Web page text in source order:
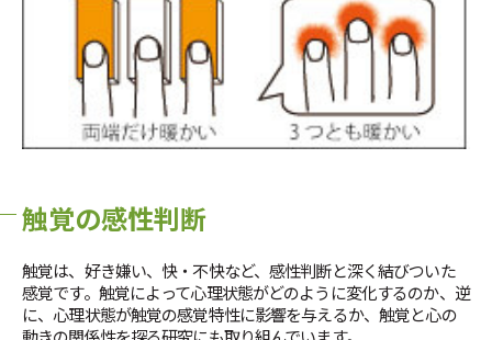
触覚の感性判断
触覚は、好き嫌い、快・不快など、感性判断と深く結びついた
感覚です。触覚によって心理状態がどのように変化するのか、逆
に、心理状態が触覚の感覚特性に影響を与えるか、触覚と心の